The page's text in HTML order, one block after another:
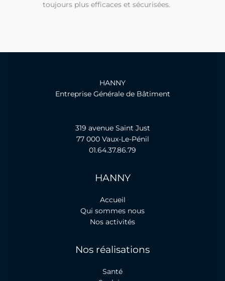
toujours plus efficaces et sécurisées.
HANNY
Entreprise Générale de Bâtiment
319 avenue Saint Just
77 000 Vaux-Le-Pénil
01.64.37.86.79
HANNY
Accueil
Qui sommes nous
Nos activités
Nos réalisations
Santé